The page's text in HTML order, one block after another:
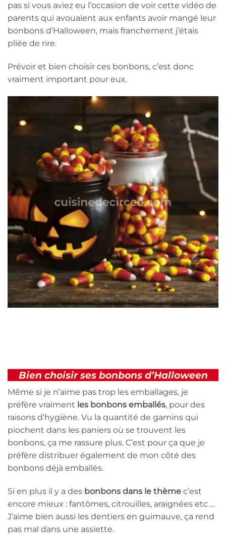
pas si vous aviez eu l’occasion de voir cette vidéo de
parents qui avouaient aux enfants avoir mangé leur
bonbons d’Halloween, mais franchement j’étais
pliée de rire.
Prévoir et bien choisir ces bonbons, c’est donc
vraiment important pour eux.
Bien choisir ses bonbons d’Halloween
Même si je n’aime pas trop les emballages, je
préfère vraiment les bonbons emballés, pour des
raisons d’hygiène. Vu la quantité de gamins qui
piochent dans les paniers où se trouvent les
bonbons, ça me rassure plus. C’est pour ça que je
préfère distribuer également de mon côté des
bonbons déjà emballés.
Si en plus il y a des bonbons dans le thème c’est
encore mieux : fantômes, citrouilles, araignées etc …
J’aime bien aussi les dentiers en guimauve, ça rend
pas mal dans une assiette.